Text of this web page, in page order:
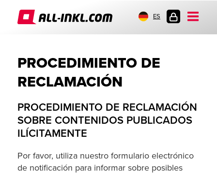
ES
PROCEDIMIENTO DE
RECLAMACIÓN
PROCEDIMIENTO DE RECLAMACIÓN
SOBRE CONTENIDOS PUBLICADOS
ILÍCITAMENTE
Por favor, utiliza nuestro formulario electrónico
de notificación para informar sobre posibles